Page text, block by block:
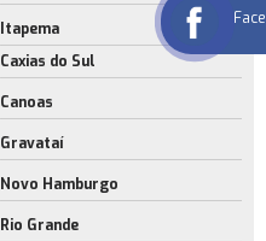
Itapema
Caxias do Sul
Canoas
Gravataí
Novo Hamburgo
Rio Grande